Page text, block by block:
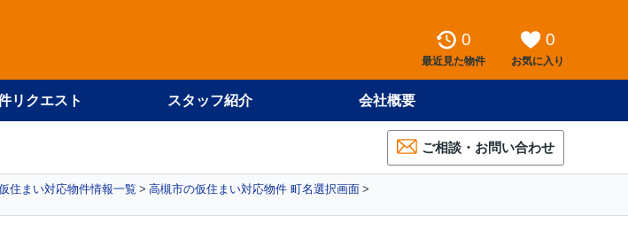
0
最近見た物件
0
お気に入り
リクエスト スタッフ紹介 会社概要
ご相談・お問い合わせ
住まい対応物件情報一覧
高槻市の仮住まい対応物件 町名選択画面